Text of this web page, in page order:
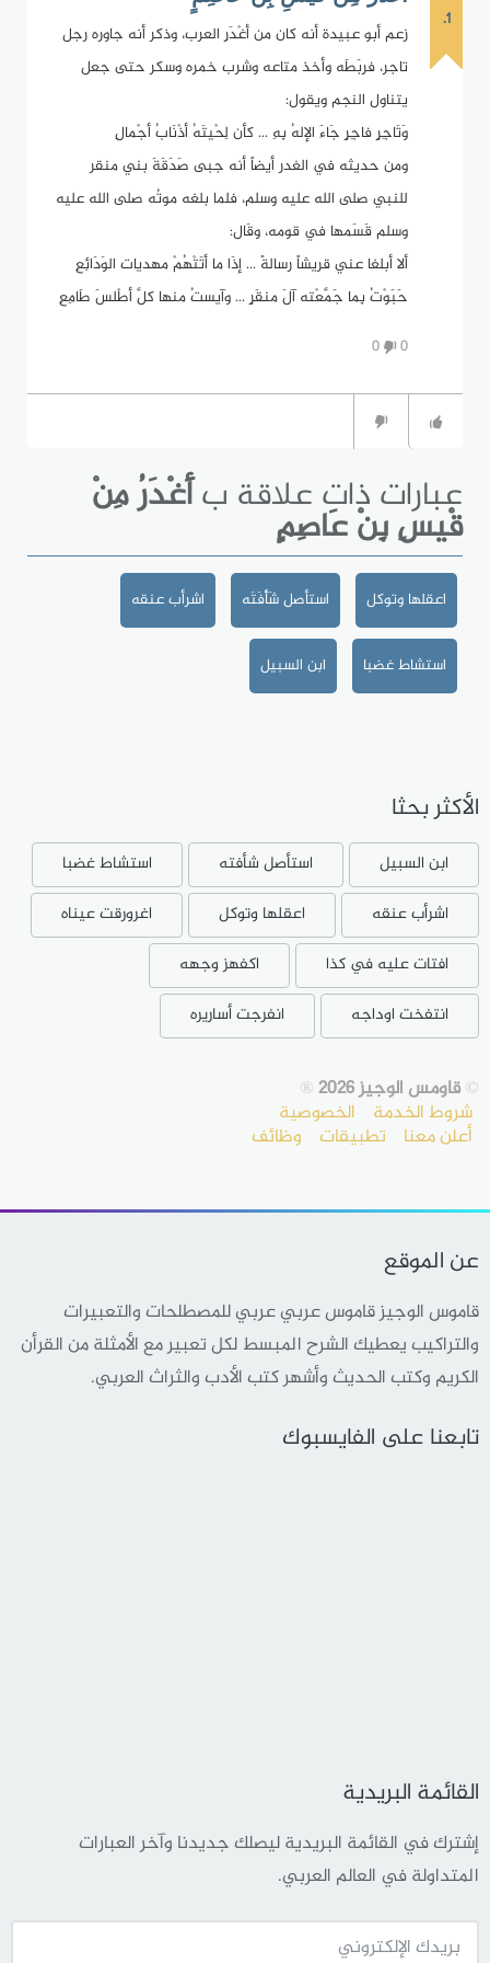
1.
زعم أبو عبيدة أنه كان من أغْدَرِ العرب، وذكر أنه جاوره رجل
تاجر، فربَطَه وأخذ متاعه وشرب خمره وسكر حتى جعل
يتناول النجم ويقول:
وَتَاجِرٍ فاجِرٍ جَاءَ الإلهُ بِهِ ... كأن لِحْيتَهُ أذْنَابُ أجْمالِ
ومن حديثه في الغدر أيضاً أنه جبى صَدَقَةَ بني منقر
للنبي صلى الله عليه وسلم، فلما بلغه موتُه صلى الله عليه
وسلم قَسَمها في قومه، وقَال:
ألا أبلغا عني قريشاً رسالةً ... إذَا ما أتَتْهُمْ مهديات الوَدَائِعِ
حَبَوْتُ بِما جَمَّعْته آلَ منقَرٍ ... وآيستُ منها كلَّ أطْلسَ طَامِعِ
0
0
عبارات ذات علاقة بأَغْدَرُ مِنْ
قْيسِ بِنْ عَاصِمٍ
اعقلها وتوكل استأصل شَأْفَتَه اشرأب عنقه
استشاط غضبا ابن السبيل
الأكثر بحثا
ابن السبيل استأصل شأفته
استشاط غضبا
اشرأب عنقه
اعقلها وتوكل
اغرورقت عيناه
افتات عليه في كذا
اكفهز وجهه
انتفخت اوداجه
انفرجت أساريره
©قاومس الوجيز 2026 ®
شروط الخدمة الخصوصية
أعلن معنا تطبيقات وظائف
عن الموقع
قاموس الوجيز قاموس عربي عربي للمصطلحات والتعبيرات
والتراكيب يعطيك الشرح المبسط لكل تعبير مع الأمثلة من القرأن
الكريم وكتب الحديث وأشهر كتب الأدب والثراث العربي.
تابعنا على الفايسبوك
القائمة البريدية
إشترك في القائمة البريدية ليصلك جديدنا وآخر العبارات
المتداولة في العالم العربي.